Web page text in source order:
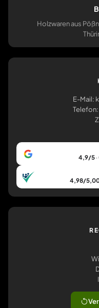
Holzwaren aus
E-Mail:
4,9/5
4,98/